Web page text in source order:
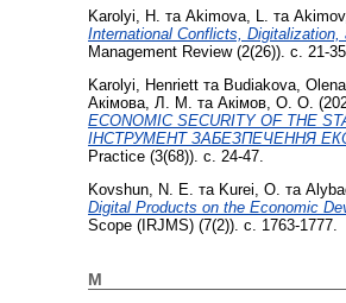
Karolyi, H. та Akimova, L. та
International Conflicts,
Management Review (2(26)). с. 21-
Karolyi, Henriett та Budiakova, Olena
Акімова, Л. М.
та Акімов, О. О.
ECONOMIC SECURITY OF THE
ІНСТРУМЕНТ ЗАБЕЗПЕЧЕННЯ
Practice (3(68)). с. 24-47.
Kovshun, N. E. та Kurei, O. та
Digital Products on the Economic
Scope (IRJMS) (7(2)). с. 1763-1777.
M